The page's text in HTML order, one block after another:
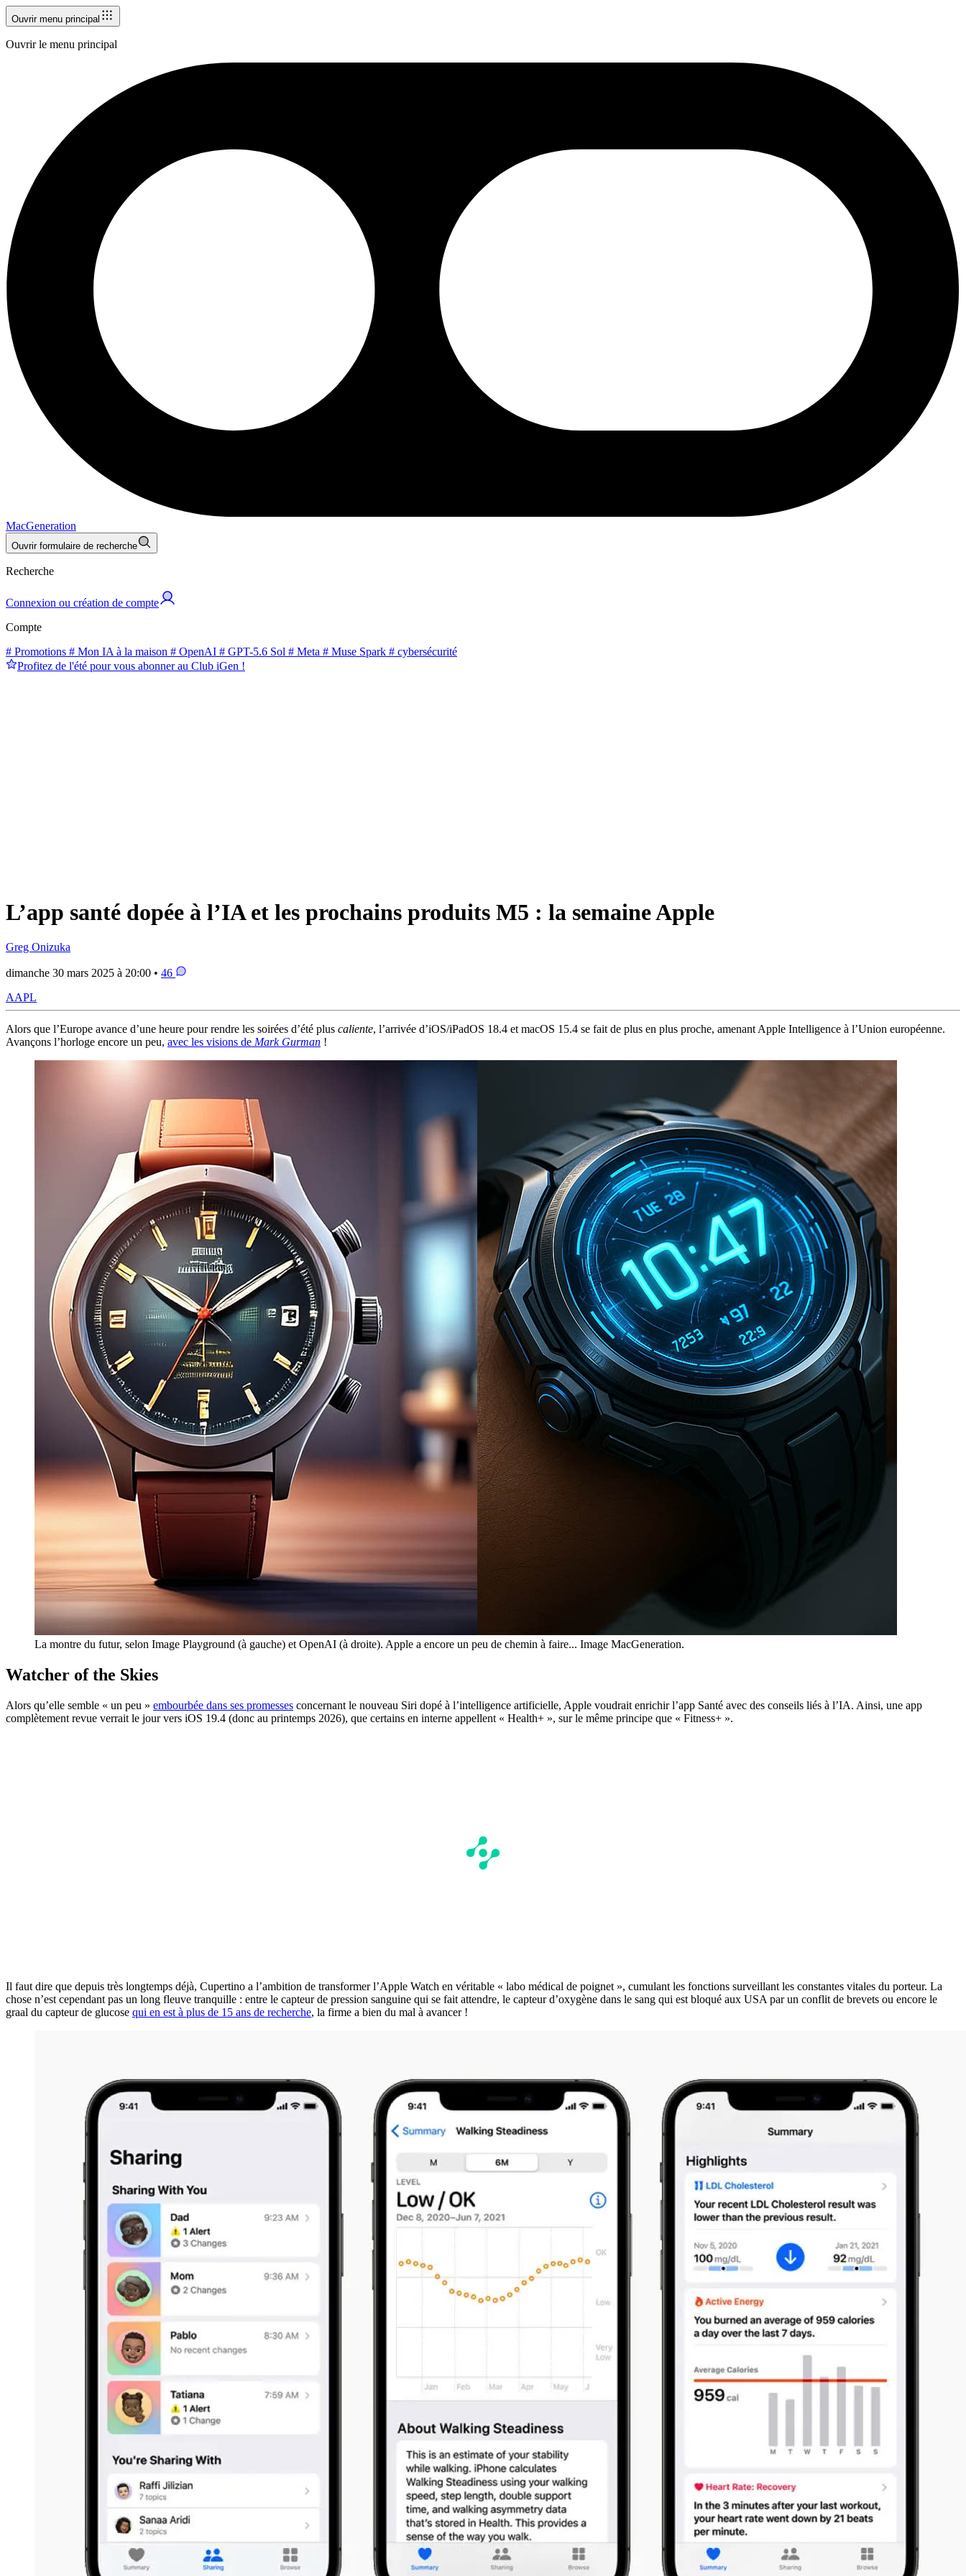
Ouvrir menu principal
Ouvrir le menu principal
MacGeneration
Ouvrir formulaire de recherche
Recherche
Connexion ou création de compte
Compte
# Promotions # Mon IA à la maison # OpenAI # GPT-5.6 Sol # Meta # Muse Spark # cybersécurité
Profitez de l'été pour vous abonner au Club iGen !
L’app santé dopée à l’IA et les prochains produits M5 : la semaine Apple
Greg Onizuka
dimanche 30 mars 2025 à 20:00 • 46
AAPL
Alors que l’Europe avance d’une heure pour rendre les soirées d’été plus caliente, l’arrivée d’iOS/iPadOS 18.4 et macOS 15.4 se fait de plus en plus proche, amenant Apple Intelligence à l’Union européenne.
Avançons l’horloge encore un peu, avec les visions de Mark Gurman !
La montre du futur, selon Image Playground (à gauche) et OpenAI (à droite). Apple a encore un peu de chemin à faire... Image MacGeneration.
Watcher of the Skies
Alors qu’elle semble « un peu » embourbée dans ses promesses concernant le nouveau Siri dopé à l’intelligence artificielle, Apple voudrait enrichir l’app Santé avec des conseils liés à l’IA. Ainsi, une app
complètement revue verrait le jour vers iOS 19.4 (donc au printemps 2026), que certains en interne appellent « Health+ », sur le même principe que « Fitness+ ».
Il faut dire que depuis très longtemps déjà, Cupertino a l’ambition de transformer l’Apple Watch en véritable « labo médical de poignet », cumulant les fonctions surveillant les constantes vitales du porteur. La
chose n’est cependant pas un long fleuve tranquille : entre le capteur de pression sanguine qui se fait attendre, le capteur d’oxygène dans le sang qui est bloqué aux USA par un conflit de brevets ou encore le
graal du capteur de glucose qui en est à plus de 15 ans de recherche, la firme a bien du mal à avancer !